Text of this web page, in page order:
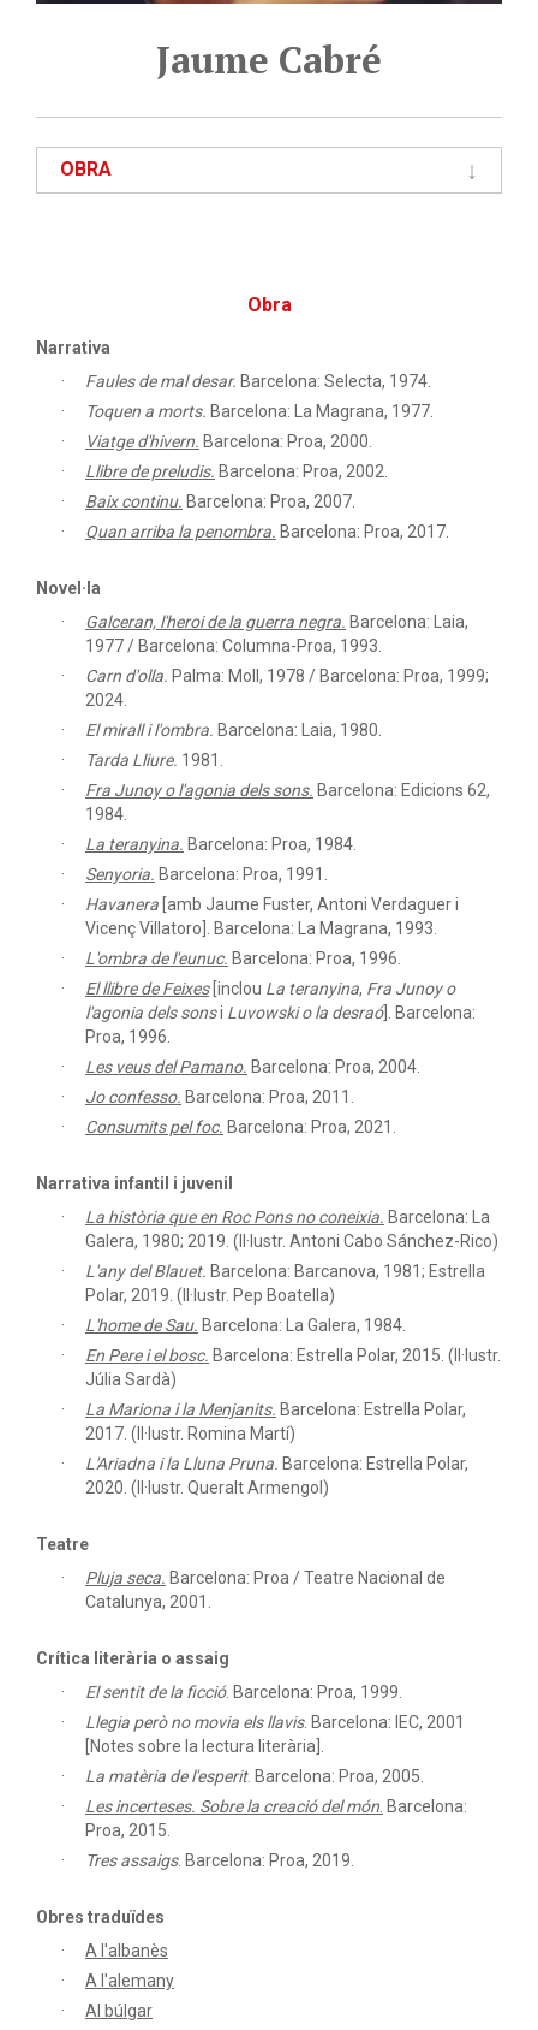
Jaume Cabré
OBRA
Obra
Narrativa
Faules de mal desar. Barcelona: Selecta, 1974.
Toquen a morts. Barcelona: La Magrana, 1977.
Viatge d'hivern. Barcelona: Proa, 2000.
Llibre de preludis. Barcelona: Proa, 2002.
Baix continu. Barcelona: Proa, 2007.
Quan arriba la penombra. Barcelona: Proa, 2017.
Novel·la
Galceran, l'heroi de la guerra negra. Barcelona: Laia,
1977 / Barcelona: Columna-Proa, 1993.
Carn d'olla. Palma: Moll, 1978 / Barcelona: Proa, 1999;
2024.
El mirall i l'ombra. Barcelona: Laia, 1980.
Tarda Lliure. 1981.
Fra Junoy o l'agonia dels sons. Barcelona: Edicions 62,
1984.
La teranyina. Barcelona: Proa, 1984.
Senyoria. Barcelona: Proa, 1991.
Havanera [amb Jaume Fuster, Antoni Verdaguer i
Vicenç Villatoro]. Barcelona: La Magrana, 1993.
L'ombra de l'eunuc. Barcelona: Proa, 1996.
El llibre de Feixes [inclou La teranyina, Fra Junoy o
l'agonia dels sonsi Luvowski o la desraó]. Barcelona:
Proa, 1996.
Les veus del Pamano. Barcelona: Proa, 2004.
Jo confesso. Barcelona: Proa, 2011.
Consumits pel foc. Barcelona: Proa, 2021.
Narrativa infantil i juvenil
La història que en Roc Pons no coneixia. Barcelona: La
Galera, 1980; 2019. (Il·lustr. Antoni Cabo Sánchez-Rico)
L'any del Blauet. Barcelona: Barcanova, 1981; Estrella
Polar, 2019. (Il·lustr. Pep Boatella)
L'home de Sau. Barcelona: La Galera, 1984.
En Pere i el bosc. Barcelona: Estrella Polar, 2015. (Il·lustr.
Júlia Sardà)
La Mariona i la Menjanits. Barcelona: Estrella Polar,
2017. (Il·lustr. Romina Martí)
L'Ariadna i la Lluna Pruna. Barcelona: Estrella Polar,
2020. (Il·lustr. Queralt Armengol)
Teatre
Pluja seca. Barcelona: Proa / Teatre Nacional de
Catalunya, 2001.
Crítica literària o assaig
El sentit de la ficció. Barcelona: Proa, 1999.
Llegia però no movia els llavis. Barcelona: IEC, 2001
[Notes sobre la lectura literària].
La matèria de l'esperit. Barcelona: Proa, 2005.
Les incerteses. Sobre la creació del món Barcelona:
Proa, 2015.
Tres assaigs. Barcelona: Proa, 2019.
Obres traduïdes
A l'albanès
A l'alemany
Al búlgar